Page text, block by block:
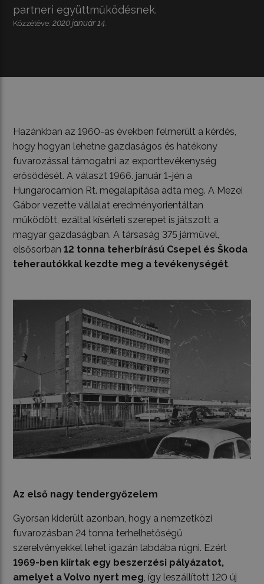
partneri együttműködésnek.
Közzétéve:2020 január 14.
Hazánkban az 1960-as években felmerült a kérdés,
hogy hogyan lehetne gazdaságos és hatékony
fuvarozással támogatni az exporttevékenység
erősödését. A választ 1966. január 1-jén a
Hungarocamion Rt. megalapítása adta meg. A Mezei
Gábor vezette vállalat eredményorientáltan
működött, ezáltal kísérleti szerepet is játszott a
magyar gazdaságban. A társaság 375 járművel,
elsősorban12 tonna teherbírású Csepel és Škoda
teherautókkal kezdte meg a tevékenységét.
Az első nagy tendergyőzelem
Gyorsan kiderült azonban, hogy a nemzetközi
fuvarozásban 24 tonna terhelhetőségű
szerelvényekkel lehet igazán labdába rúgni. Ezért
1969-ben kiírtak egy beszerzési pályázatot,
amelyet a Volvo nyert meg, így leszállított 120 új